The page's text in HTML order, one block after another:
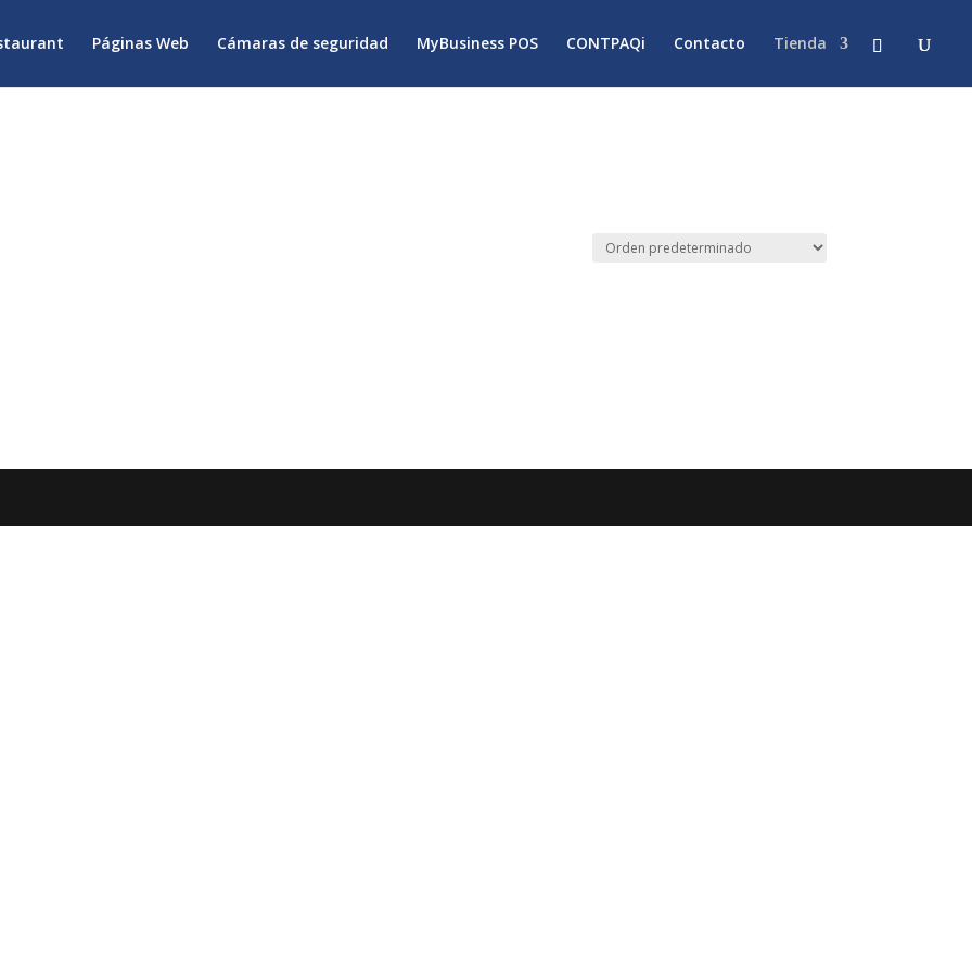
Páginas Web Cámaras de seguridad MyBusiness POS CONTPAQi Contacto Tienda